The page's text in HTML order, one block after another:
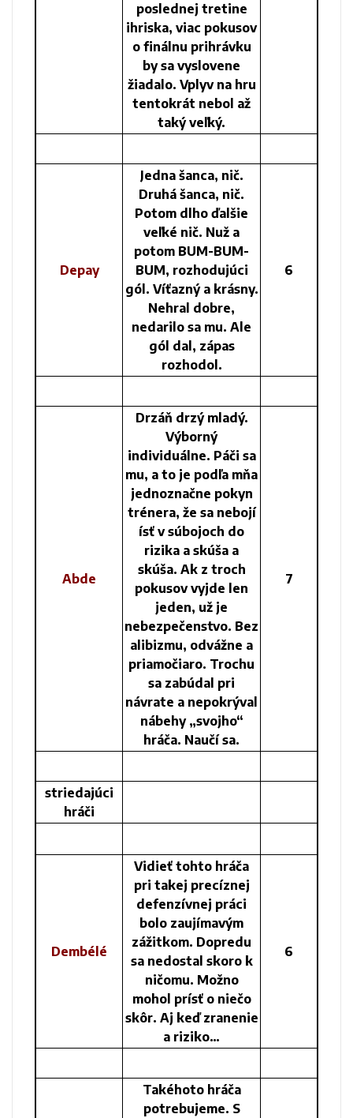
poslednej tretine
ihriska, viac pokusov
o finálnu prihrávku
by sa vyslovene
žiadalo. Vplyv na hru
tentokrát nebol až
taký veľký.
Depay
Jedna šanca, nič.
Druhá šanca, nič.
Potom dlho ďalšie
veľké nič. Nuž a
potom BUM-BUM-
BUM, rozhodujúci
gól. Víťazný a krásny.
Nehral dobre,
nedarilo sa mu. Ale
gól dal, zápas
rozhodol.
6
Abde
Drzáň drzý mladý.
Výborný
individuálne. Páči sa
mu, a to je podľa mňa
jednoznačne pokyn
trénera, že sa nebojí
ísť v súbojoch do
rizika a skúša a
skúša. Ak z troch
pokusov vyjde len
jeden, už je
nebezpečenstvo. Bez
alibizmu, odvážne a
priamočiaro. Trochu
sa zabúdal pri
návrate a nepokrýval
nábehy „svojho“
hráča. Naučí sa.
7
striedajúci
hráči
Dembélé
Vidieť tohto hráča
pri takej precíznej
defenzívnej práci
bolo zaujímavým
zážitkom. Dopredu
sa nedostal skoro k
ničomu. Možno
mohol prísť o niečo
skôr. Aj keď zranenie
a riziko…
6
Takéhoto hráča
potrebujeme. S